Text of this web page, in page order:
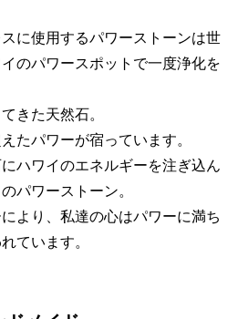
に使用するパワーストーンは世
のパワースポットで一度浄化を
きた天然石。
たパワーが宿っています。
ハワイのエネルギーを注ぎ込ん
パワーストーン。
より、私達の心はパワーに満ち
ています。